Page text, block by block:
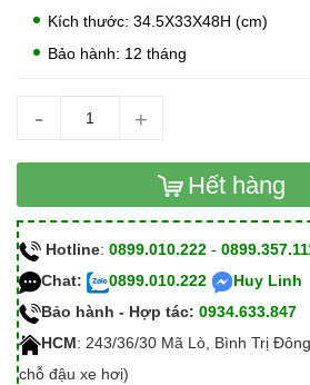
Kích thước: 34.5X33X48H (cm)
Bảo hành: 12 tháng
- +
Hết hàng
Hotline: 0899.010.222 -
Chat:
0899.010.222
Huy Linh
Bảo hành - Hợp tác: 0934.633.847
HCM: 243/36/30 Mã Lò, Bình Trị
chỗ đậu xe hơi)